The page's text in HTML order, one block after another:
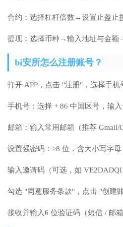
合约：选择杠杆倍数→设置止盈止
提现：选择币种→输入地址与金
bi安所怎么注册账号？
打开 APP，点击 "注册"，选择手机
手机号：选择 + 86 中国区号，输
邮箱：输入常用邮箱（推荐 Gmail/
设置强密码：≥8 位，含大小写字
输入邀请码（可选，如 VE2DADQI
勾选 "同意服务条款"，点击 "创建
接收并输入6 位验证码（短信 / 邮